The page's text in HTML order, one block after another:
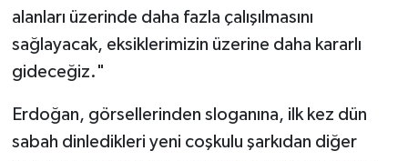
alanları üzerinde daha fazla çalışılmasını
sağlayacak, eksiklerimizin üzerine daha kararlı
gideceğiz."
Erdoğan, görsellerinden sloganına, ilk kez dün
sabah dinledikleri yeni coşkulu şarkıdan diğer